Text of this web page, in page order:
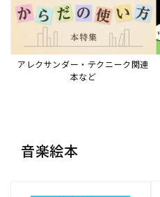
アレクサンダー・テクニーク関連
本など
音楽絵本